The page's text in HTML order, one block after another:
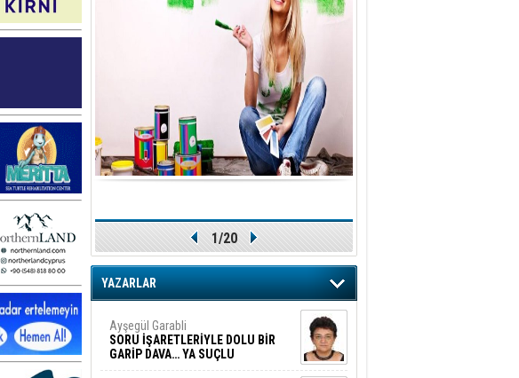
1/20
YAZARLAR
Ayşegül Garabli
SORU İŞARETLERİYLE DOLU BİR
GARİP DAVA… YA SUÇLU
DEĞİLSE???